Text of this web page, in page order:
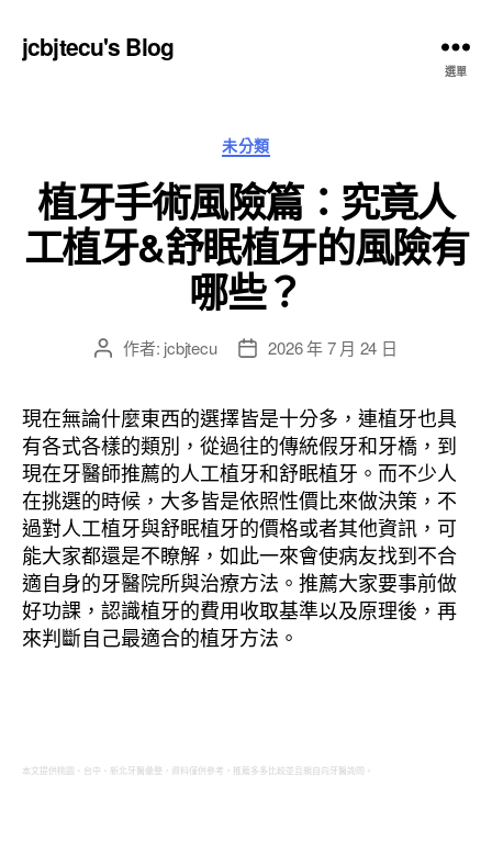
jcbjtecu's Blog
選單
分
類
未分類
植牙手術風險篇：究竟人
工植牙&舒眠植牙的風險有
哪些？
文
者
作者: jcbjtecu
文
佈
日
期
2026 年 7 月 24 日
現在無論什麼東西的選擇皆是十分多，連植牙也具
有各式各樣的類別，從過往的傳統假牙和牙橋，到
現在牙醫師推薦的人工植牙和舒眠植牙。而不少人
在挑選的時候，大多皆是依照性價比來做決策，不
過對人工植牙與舒眠植牙的價格或者其他資訊，可
能大家都還是不瞭解，如此一來會使病友找到不合
適自身的牙醫院所與治療方法。推薦大家要事前做
好功課，認識植牙的費用收取基準以及原理後，再
來判斷自己最適合的植牙方法。
本文提供桃園、台中、新北牙醫彙整，資料僅供參考，推薦多多比較並且親自向牙醫詢問。